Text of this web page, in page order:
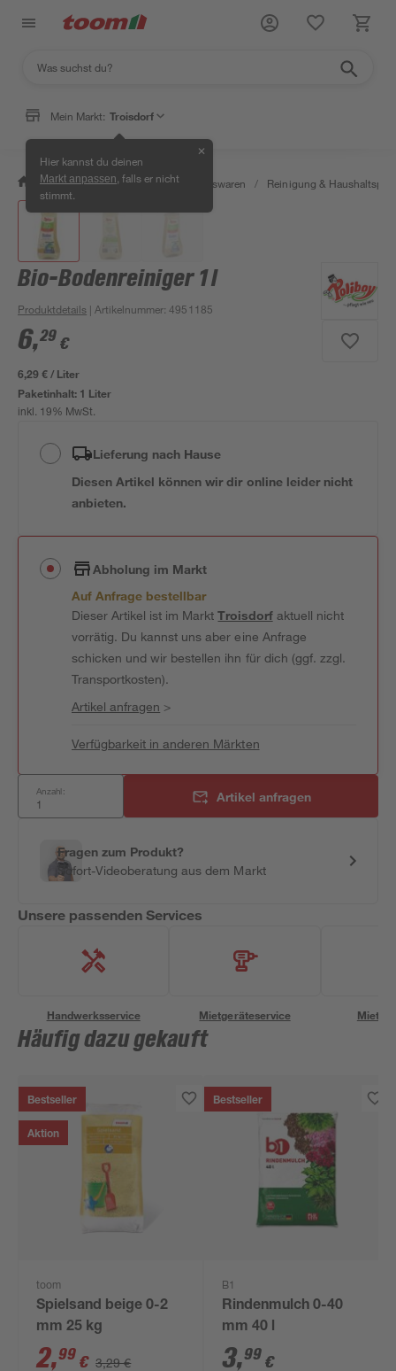
Mein Markt: Troisdorf
Hier kannst du deinen
Markt anpassen , falls er nicht
stimmt.
✕
/ Wohnen & Haushalt / Haushaltswaren / Reinigung &
Bio-Bodenreiniger 1 l
Produktdetails | Artikelnummer:4951185
6,29 €
6,29 € / Liter
Paketinhalt: 1 Liter
inkl. 19% MwSt.
Lieferung nach Hause
Diesen Artikel können wir dir online leider nicht
anbieten.
Abholung im Markt
Auf Anfrage bestellbar
Dieser Artikel ist im MarktTroisdorfaktuell nicht
vorrätig. Du kannst uns aber eine Anfrage
schicken und wir bestellen ihn für dich (ggf. zzgl.
Transportkosten).
Artikel anfragen >
Verfügbarkeit in anderen Märkten
Anzahl: Artikel anfragen
Fragen zum Produkt?
Sofort-Videoberatung aus dem Markt
Unsere passenden Services
Handwerksservice Mietgeräteservice
Häufig dazu gekauft
Bestseller
Aktion
toom
Spielsand beige 0-2
mm 25 kg
2,99 € 3,29 €
Bestseller
B1
Rindenmulch 0-40
mm 40 l
3,99 €